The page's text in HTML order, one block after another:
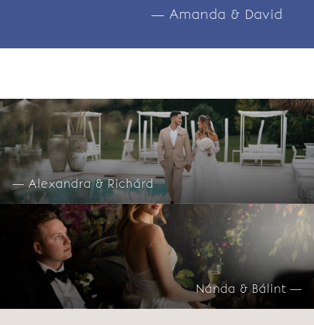
— Amanda & David
— Alexandra & Richárd
Nánda & Bálint —